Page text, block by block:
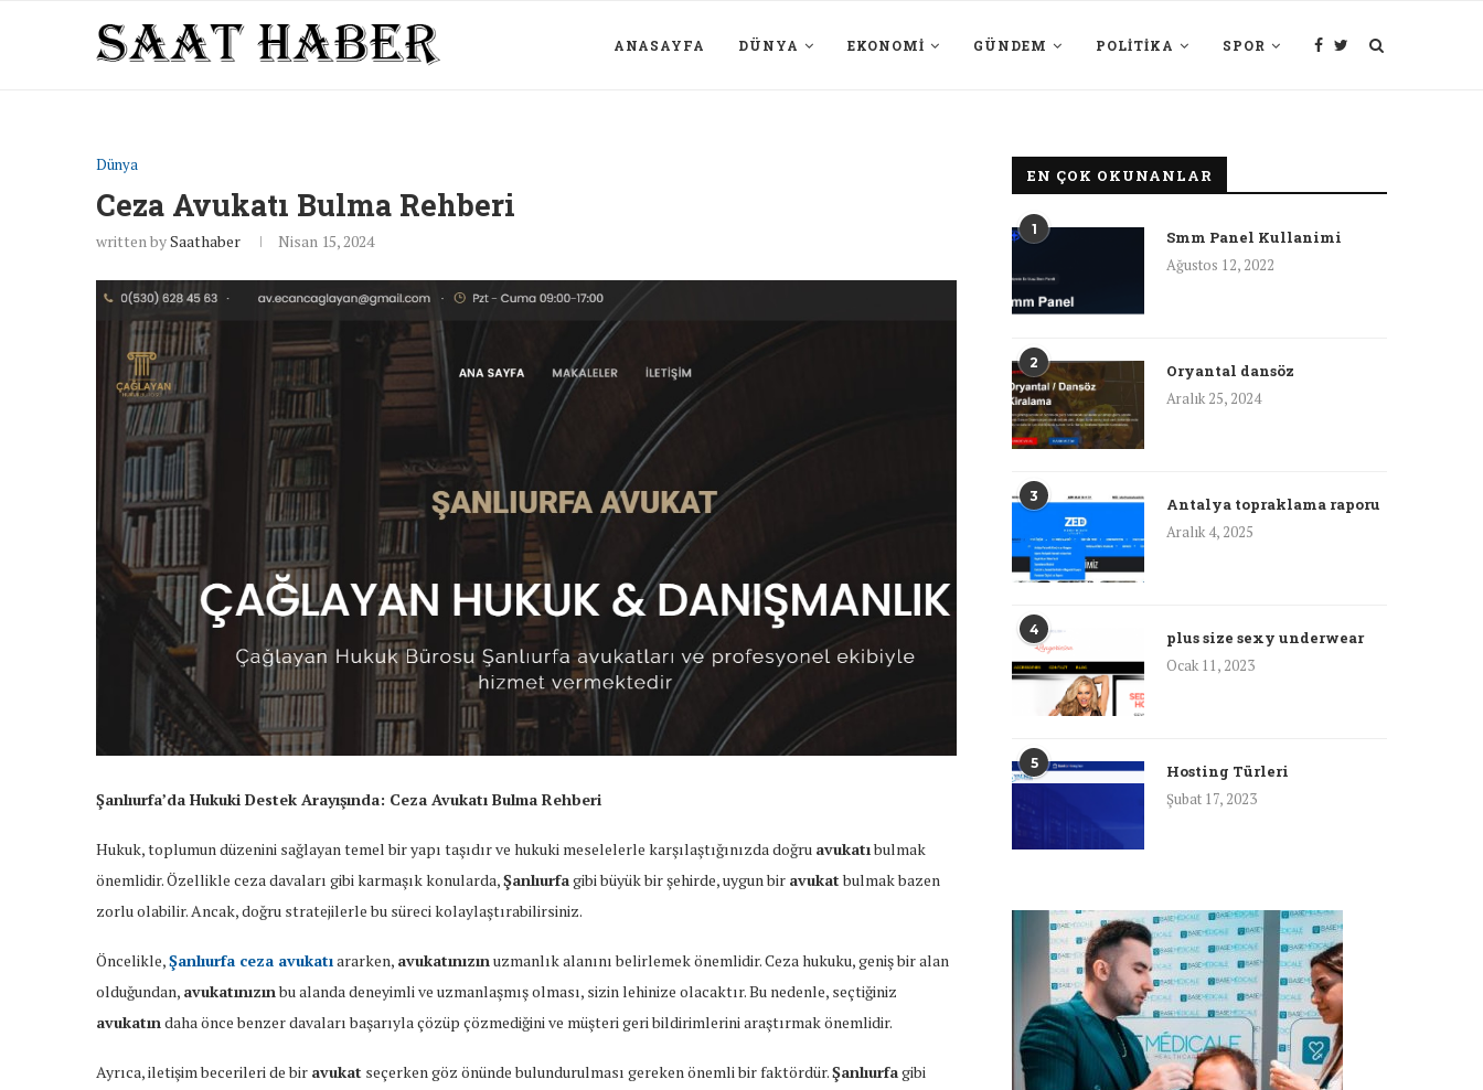
ANASAYFA DÜNYA EKONOMI GÜNDEM POLITIKA SPOR
Dünya
Ceza Avukatı Bulma Rehberi
written bySaathaber Nisan 15, 2024
Şanlıurfa’da Hukuki Destek Arayışında: Ceza Avukatı Bulma Rehberi
Hukuk, toplumun düzenini sağlayan temel bir yapı taşıdır ve hukuki meselelerle karşılaştığınızda doğru avukatıbulmak
önemlidir. Özellikle ceza davaları gibi karmaşık konularda,Şanlıurfagibi büyük bir şehirde, uygun bir avukatbulmak bazen
zorlu olabilir. Ancak, doğru stratejilerle bu süreci kolaylaştırabilirsiniz.
Öncelikle,Şanlıurfa ceza avukatıararken, avukatınızın uzmanlık alanını belirlemek önemlidir. Ceza hukuku, geniş bir alan
olduğundan, avukatınızınbu alanda deneyimli ve uzmanlaşmış olması, sizin lehinize olacaktır. Bu nedenle, seçtiğiniz
avukatın daha önce benzer davaları başarıyla çözüp çözmediğini ve müşteri geri bildirimlerini araştırmak önemlidir.
Ayrıca, iletişim becerileri de bir avukat seçerken göz önünde bulundurulması gereken önemli bir faktördür.Şanlıurfagibi
EN ÇOK OKUNANLAR
1
Smm Panel Kullanimi
Ağustos 12, 2022
2
Oryantal dansöz
Aralık 25, 2024
3
Antalya topraklama raporu
Aralık 4, 2025
4
plus size sexy underwear
Ocak 11, 2023
5
Hosting Türleri
Şubat 17, 2023